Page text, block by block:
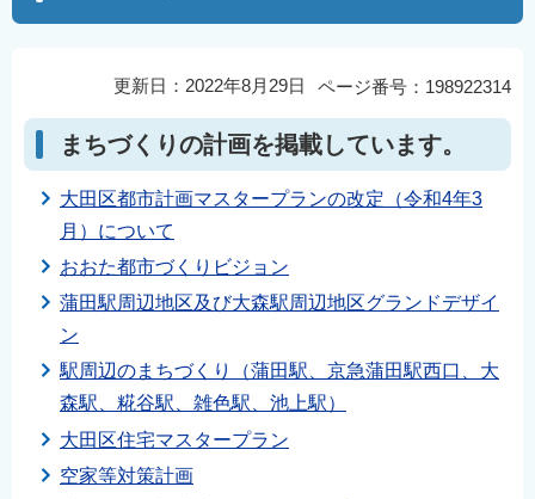
頭
こ
ら
ページ番号：198922314
更新日：2022年8月29日
まちづくりの計画を掲載しています。
大田区都市計画マスタープランの改定（令和4年3
月）について
おおた都市づくりビジョン
蒲田駅周辺地区及び大森駅周辺地区グランドデザイ
ン
駅周辺のまちづくり（蒲田駅、京急蒲田駅西口、大
森駅、糀谷駅、雑色駅、池上駅）
大田区住宅マスタープラン
空家等対策計画